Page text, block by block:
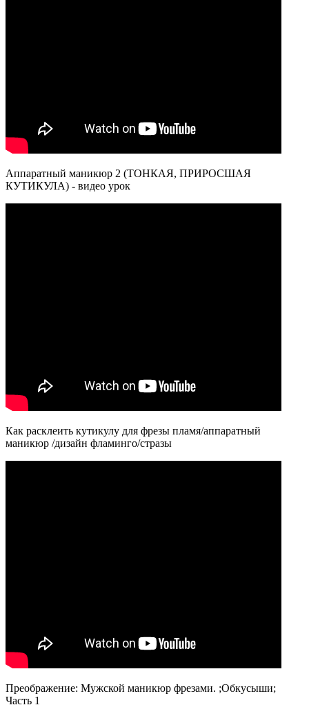
Аппаратный маникюр 2 (ТОНКАЯ, ПРИРОСШАЯ
КУТИКУЛА) - видео урок
Как расклеить кутикулу для фрезы пламя/аппаратный
маникюр /дизайн фламинго/стразы
Преображение: Мужской маникюр фрезами. ;Обкусыши;
Часть 1